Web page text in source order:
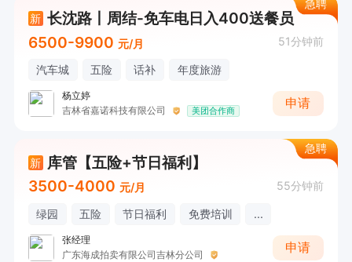
急聘
新 长沈路丨周结-免车电日入400送餐员
6500-9900 元/月 51分钟前
汽车城 五险 话补 年度旅游
杨立婷
吉林省嘉诺科技有限公司
美团合作商
申请
急聘
新 库管【五险+节日福利】
3500-4000 元/月 55分钟前
绿园 五险 节日福利 免费培训 ...
张经理
广东海成拍卖有限公司吉林分公司
申请